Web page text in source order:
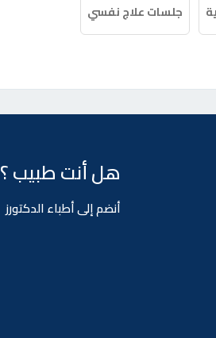
جلسات علاج نفسي
هل أنت طبيب ؟
أنضم إلى أطباء الدكتورز